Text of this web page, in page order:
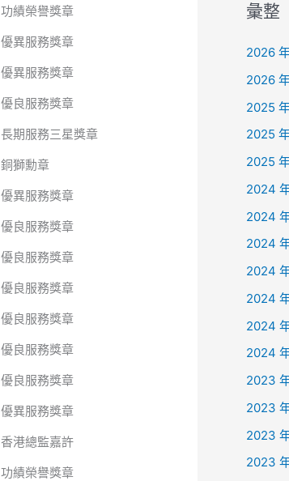
功績榮譽獎章
優異服務獎章
優異服務獎章
優良服務獎章
長期服務三星獎章
銅獅勳章
優異服務獎章
優良服務獎章
優良服務獎章
優良服務獎章
優良服務獎章
優良服務獎章
優良服務獎章
優異服務獎章
香港總監嘉許
功績榮譽獎章
彙整
2026
2026
2025
2025
2025
2024
2024
2024
2024
2024
2024
2024
2023
2023
2023
2023